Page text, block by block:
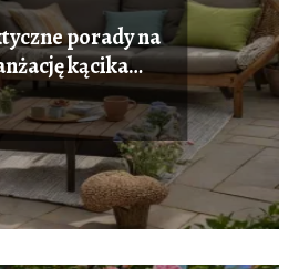
porady na
kącika
w ogrodzie